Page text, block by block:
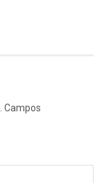
Campos